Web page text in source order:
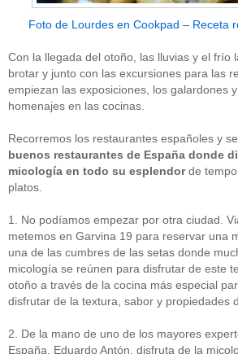
Foto de Lourdes en Cookpad – Receta
Con la llegada del otoño, las lluvias y el frío
brotar y junto con las excursiones para las
empiezan las exposiciones, los galardones
homenajes en las cocinas.
Recorremos los restaurantes españoles y
buenos restaurantes de España donde
micología en todo su esplendorde
platos.
1. No podíamos empezar por otra ciudad.
metemos en Garvina 19 para reservar una
una de las cumbres de las setas donde
micología se reúnen para disfrutar de este
otoño a través de la cocina más especial
disfrutar de la textura, sabor y propiedades
2. De la mano de uno de los mayores
España, Eduardo Antón, disfruta de la